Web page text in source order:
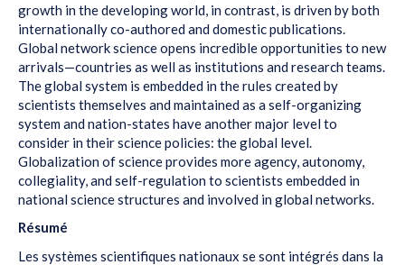
growth in the developing world, in contrast, is driven by both
internationally co-authored and domestic publications.
Global network science opens incredible opportunities to new
arrivals—countries as well as institutions and research teams.
The global system is embedded in the rules created by
scientists themselves and maintained as a self-organizing
system and nation-states have another major level to
consider in their science policies: the global level.
Globalization of science provides more agency, autonomy,
collegiality, and self-regulation to scientists embedded in
national science structures and involved in global networks.
Résumé
Les systèmes scientifiques nationaux se sont intégrés dans la